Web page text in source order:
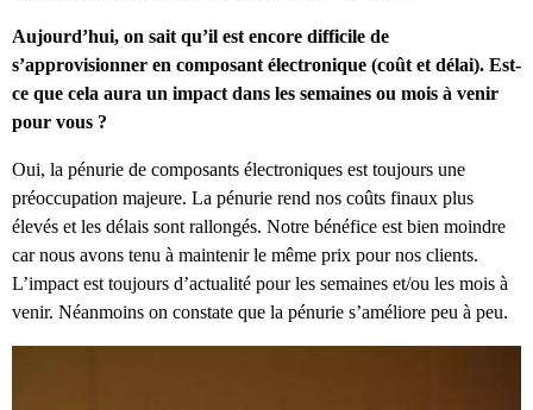
Aujourd’hui, on sait qu’il est encore difficile de
s’approvisionner en composant électronique (coût et délai). Est-
ce que cela aura un impact dans les semaines ou mois à venir
pour vous ?
Oui, la pénurie de composants électroniques est toujours une
préoccupation majeure. La pénurie rend nos coûts finaux plus
élevés et les délais sont rallongés. Notre bénéfice est bien moindre
car nous avons tenu à maintenir le même prix pour nos clients.
L’impact est toujours d’actualité pour les semaines et/ou les mois à
venir. Néanmoins on constate que la pénurie s’améliore peu à peu.